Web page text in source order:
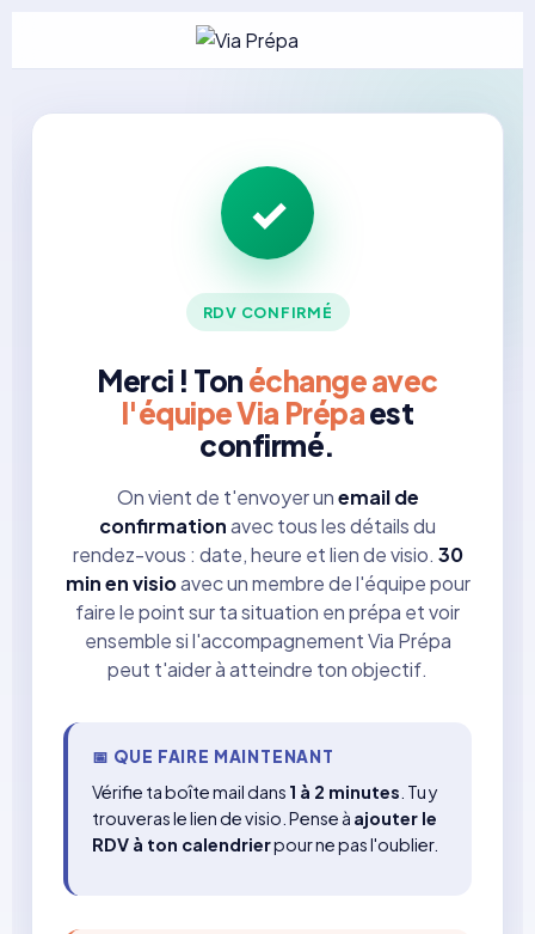
✓
RDV CONFIRMÉ
Merci ! Ton échange avec
l'équipe Via Prépaest
confirmé.
On vient de t'envoyer unemail de
confirmationavec tous les détails du
rendez-vous : date, heure et lien de visio. 30
min en visioavec un membre de l'équipe pour
faire le point sur ta situation en prépa et voir
ensemble si l'accompagnement Via Prépa
peut t'aider à atteindre ton objectif.
📅 QUE FAIRE MAINTENANT
Vérifie ta boîte mail dans 1 à 2 minutes . Tu y
trouveras le lien de visio. Pense à ajouter le
RDV à ton calendrierpour ne pas l'oublier.